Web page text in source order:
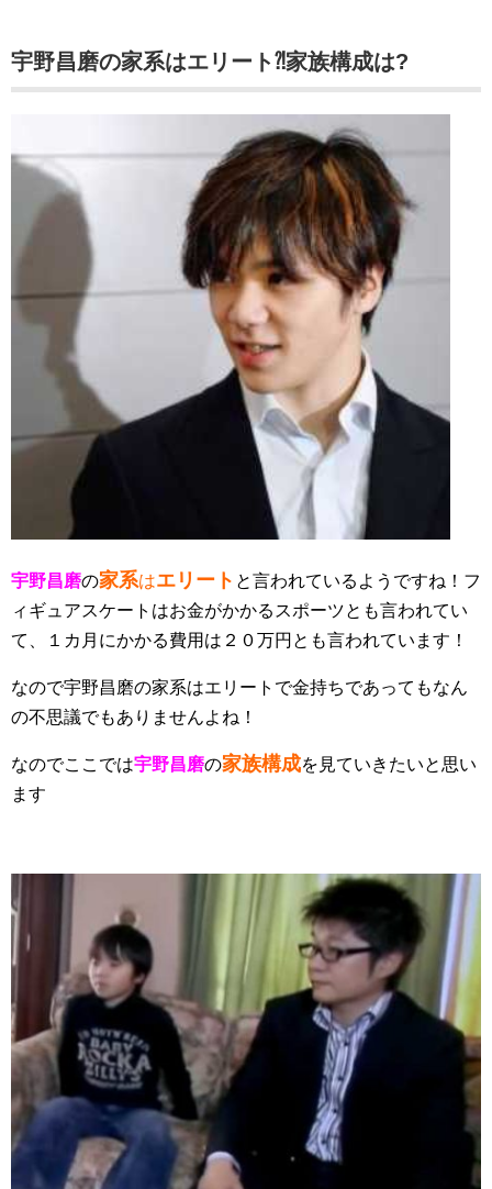
宇野昌磨の家系はエリート⁈家族構成は?
宇野昌磨の家系はエリート と言われているようですね！フ
ィギュアスケートはお金がかかるスポーツとも言われてい
て、１カ月にかかる費用は２０万円とも言われています！
なので宇野昌磨の家系はエリートで金持ちであってもなん
の不思議でもありませんよね！
なのでここでは宇野昌磨の家族構成を見ていきたいと思い
ます